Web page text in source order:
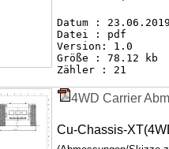
Datum : 23.06.2019
Datei : pdf
Version: 1.0
Größe : 78.12 kb
Zähler : 21
4WD Carrier
Cu-Chassis-